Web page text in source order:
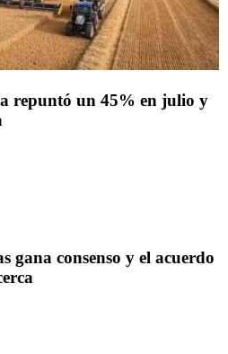
repuntó un 45% en julio y
gana consenso y el acuerdo